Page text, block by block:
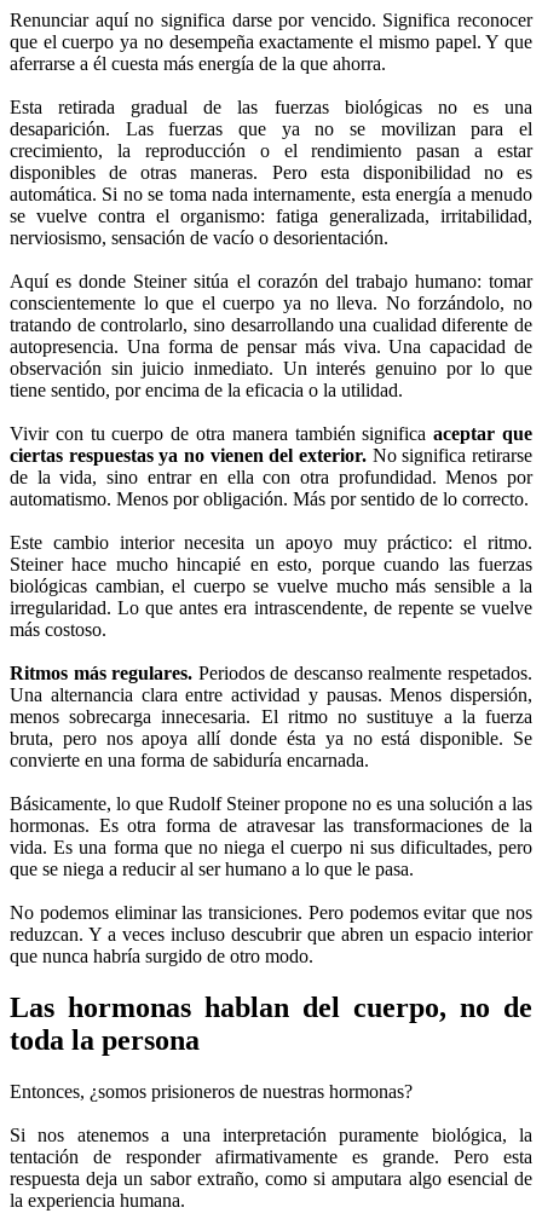
Renunciar aquí no significa darse por vencido. Significa reconocer
que el cuerpo ya no desempeña exactamente el mismo papel. Y que
aferrarse a él cuesta más energía de la que ahorra.
Esta retirada gradual de las fuerzas biológicas no es una
desaparición. Las fuerzas que ya no se movilizan para el
crecimiento, la reproducción o el rendimiento pasan a estar
disponibles de otras maneras. Pero esta disponibilidad no es
automática. Si no se toma nada internamente, esta energía a menudo
se vuelve contra el organismo: fatiga generalizada, irritabilidad,
nerviosismo, sensación de vacío o desorientación.
Aquí es donde Steiner sitúa el corazón del trabajo humano: tomar
conscientemente lo que el cuerpo ya no lleva. No forzándolo, no
tratando de controlarlo, sino desarrollando una cualidad diferente de
autopresencia. Una forma de pensar más viva. Una capacidad de
observación sin juicio inmediato. Un interés genuino por lo que
tiene sentido, por encima de la eficacia o la utilidad.
Vivir con tu cuerpo de otra manera también significaaceptar que
ciertas respuestas ya no vienen del exterior. No significa retirarse
de la vida, sino entrar en ella con otra profundidad. Menos por
automatismo. Menos por obligación. Más por sentido de lo correcto.
Este cambio interior necesita un apoyo muy práctico: el ritmo.
Steiner hace mucho hincapié en esto, porque cuando las fuerzas
biológicas cambian, el cuerpo se vuelve mucho más sensible a la
irregularidad. Lo que antes era intrascendente, de repente se vuelve
más costoso.
Ritmos más regulares. Periodos de descanso realmente respetados.
Una alternancia clara entre actividad y pausas. Menos dispersión,
menos sobrecarga innecesaria. El ritmo no sustituye a la fuerza
bruta, pero nos apoya allí donde ésta ya no está disponible. Se
convierte en una forma de sabiduría encarnada.
Básicamente, lo que Rudolf Steiner propone no es una solución a las
hormonas. Es otra forma de atravesar las transformaciones de la
vida. Es una forma que no niega el cuerpo ni sus dificultades, pero
que se niega a reducir al ser humano a lo que le pasa.
No podemos eliminar las transiciones. Pero podemos evitar que nos
reduzcan. Y a veces incluso descubrir que abren un espacio interior
que nunca habría surgido de otro modo.
Las hormonas hablan del cuerpo, no de
toda la persona
Entonces, ¿somos prisioneros de nuestras hormonas?
Si nos atenemos a una interpretación puramente biológica, la
tentación de responder afirmativamente es grande. Pero esta
respuesta deja un sabor extraño, como si amputara algo esencial de
la experiencia humana.